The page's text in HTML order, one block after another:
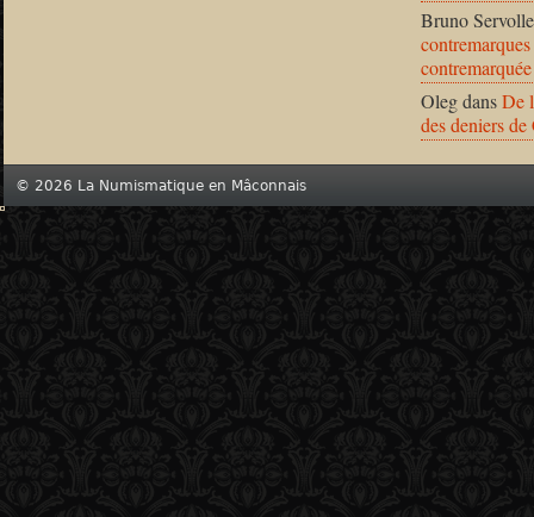
Bruno Servolle
OlegdansDe
des deniers
© 2026 La Numismatique en Mâconnais